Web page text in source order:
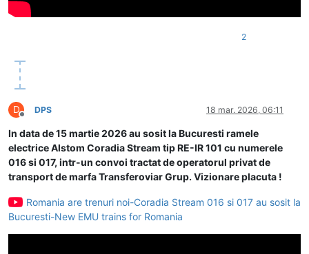
2
D
Deconectat
DPS 18 mar. 2026, 06:11
In data de 15 martie 2026 au sosit la Bucuresti ramele
electrice Alstom Coradia Stream tip RE-IR 101 cu numerele
016 si 017, intr-un convoi tractat de operatorul privat de
transport de marfa Transferoviar Grup. Vizionare placuta !
Romania are trenuri noi-Coradia Stream 016 si 017 au sosit la
Bucuresti-New EMU trains for Romania